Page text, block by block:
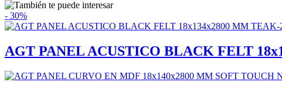
- 30%
AGT PANEL ACUSTICO BLACK FELT